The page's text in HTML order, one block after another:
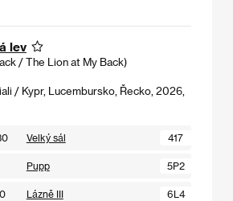
lev
/ The Lion at My Back)
/ Kypr, Lucembursko, Řecko, 2026,
Velký sál 417
Pupp 5P2
Lázně III 6L4